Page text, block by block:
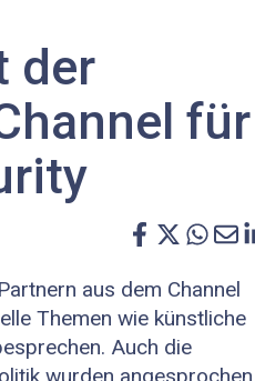
DSGVO
der
für
aus dem Channel
Themen wie künstliche
Auch die